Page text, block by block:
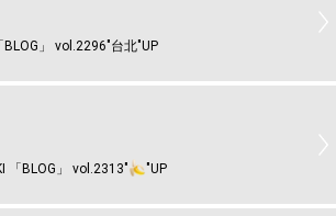
BLOG」 vol.2296"台北"UP
「BLOG」 vol.2313" "UP